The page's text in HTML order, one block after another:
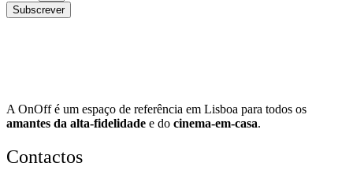
Subscrever
A OnOff é um espaço de referência em Lisboa para todos os
amantes da alta-fidelidade e do cinema-em-casa.
Contactos